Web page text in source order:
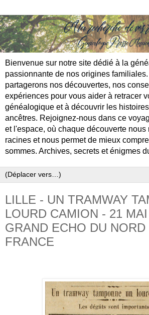
Bienvenue sur notre site dédié à la
passionnante de nos origines
partagerons nos découvertes, nos
expériences pour vous aider à retracer
généalogique et à découvrir les
ancêtres. Rejoignez-nous dans ce
et l'espace, où chaque découverte nous
racines et nous permet de mieux
sommes. Archives, secrets et énigmes
LILLE - UN TRAMWAY
LOURD CAMION - 21
GRAND ECHO DU NORD
FRANCE